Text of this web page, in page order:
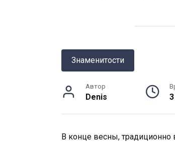
Знаменитости
Автор
Denis
В конце весны, традиционно